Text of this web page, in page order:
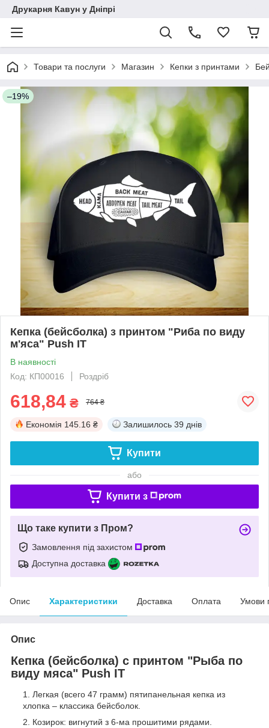
Друкарня Кавун у Дніпрі
Товари та послуги Магазин Кепки з принтами
–19%
Кепка (бейсболка) з принтом "Риба по виду
м'яса" Push IT
В наявності
Код: КП00016
Роздріб
618,84 ₴ 764 ₴
Економія 145.16 ₴ Залишилось 39 днів
Купити
або
Купити з
Що таке купити з Пром?
Замовлення під захистом
Доступна доставка
Опис Характеристики Доставка Оплата Умови
Опис
Кепка (бейсболка) с принтом "Рыба по
виду мяса" Push IT
Легкая (всего 47 грамм) пятипанельная кепка из
хлопка – классика бейсболок.
Козирок: вигнутий з 6-ма прошитими рядами.